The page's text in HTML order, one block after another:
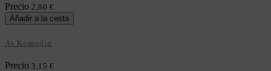
Precio 2,80 €
Añadir a la cesta
As Komodin
Precio 3,15 €